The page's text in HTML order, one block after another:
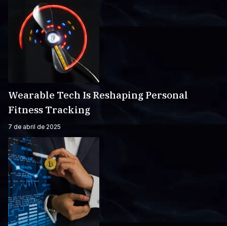
Wearable Tech Is Reshaping Personal
Fitness Tracking
7 de abril de 2025